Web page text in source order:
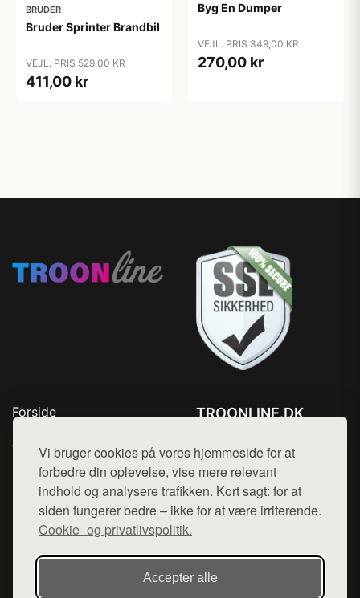
Vi bruger cookies på vores hjemmeside for at
forbedre din oplevelse, vise mere relevant
indhold og analysere trafikken. Kort sagt: for at
siden fungerer bedre – ikke for at være irriterende.
Cookie- og privatlivspolitik.
Accepter alle
BRUDER
Bruder Sprinter Brandbil
VEJL. PRIS 529,00 KR
411,00 kr
Byg En Dumper
VEJL. PRIS 349,00 KR
270,00 kr
Forside
Top Rabatter
Blog
Kontakt
TROONLINE.DK
Mail: hej@want.dk
Cookie- og privatlivspolitik
Denne side er en del af want.dk, der udgiver en række
hjemmesider med præsentation af forskellige produkter fra